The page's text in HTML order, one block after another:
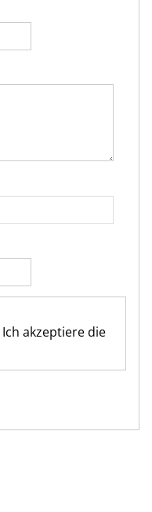
Ich akzeptiere die